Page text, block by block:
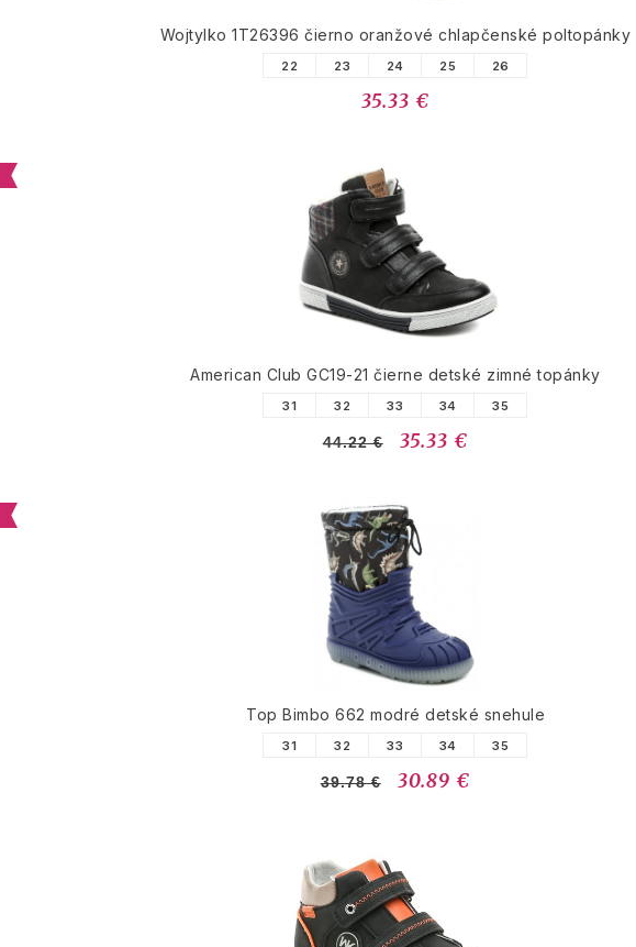
Wojtylko 1T26396 čierno oranžové chlapčenské poltopánky
22 23 24 25 26
35.33 €
American Club GC19-21 čierne detské zimné topánky
31 32 33 34 35
44.22 € 35.33 €
Top Bimbo 662 modré detské snehule
31 32 33 34 35
39.78 € 30.89 €